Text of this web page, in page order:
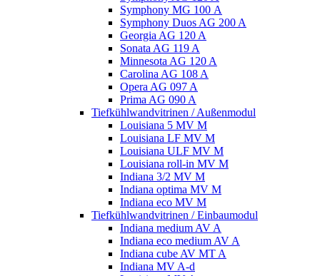
Symphony MG 100 А
Symphony Duos AG 200 A
Georgia AG 120 A
Sonata AG 119 A
Minnesota AG 120 A
Carolina AG 108 A
Opera AG 097 A
Prima AG 090 A
Tiefkühlwandvitrinen / Außenmodul
Louisiana 5 MV M
Louisiana LF MV M
Louisiana ULF MV M
Louisiana roll-in MV M
Indiana 3/2 MV M
Indiana optima MV M
Indiana eco MV M
Tiefkühlwandvitrinen / Einbaumodul
Indiana medium AV A
Indiana eco medium AV A
Indiana cube AV MT A
Indiana MV A-d